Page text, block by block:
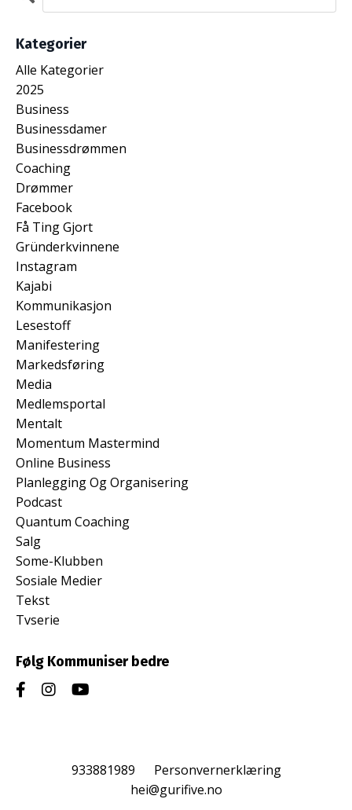
Kategorier
Alle Kategorier
2025
Business
Businessdamer
Businessdrømmen
Coaching
Drømmer
Facebook
Få Ting Gjort
Gründerkvinnene
Instagram
Kajabi
Kommunikasjon
Lesestoff
Manifestering
Markedsføring
Media
Medlemsportal
Mentalt
Momentum Mastermind
Online Business
Planlegging Og Organisering
Podcast
Quantum Coaching
Salg
Some-Klubben
Sosiale Medier
Tekst
Tvserie
Følg Kommuniser bedre
933881989
Personvernerklæring
hei@gurifive.no